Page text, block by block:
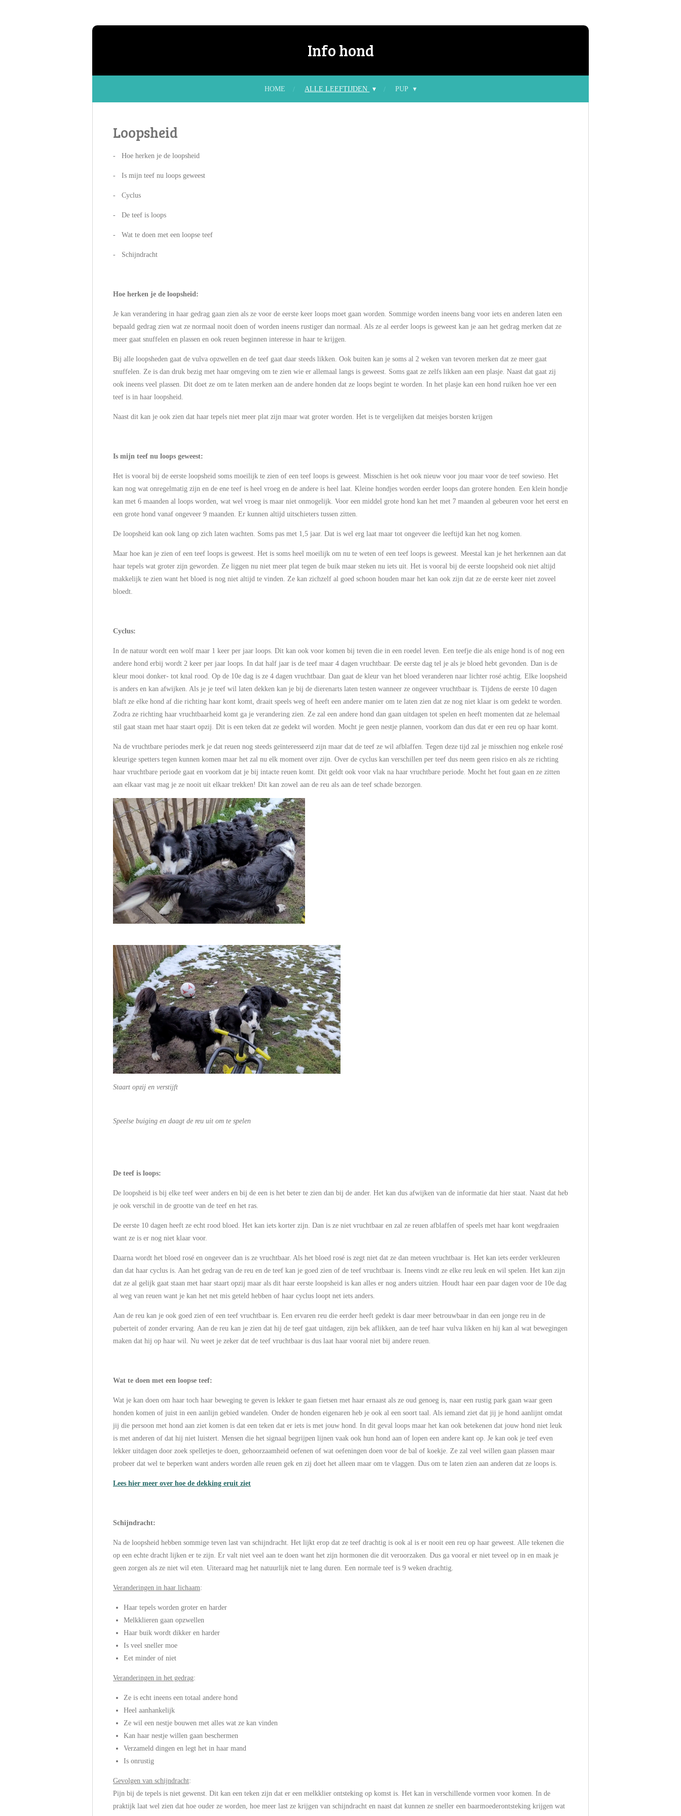
Info hond
HOME ALLE LEEFTIJDEN PUP
Loopsheid
- Hoe herken je de loopsheid
- Is mijn teef nu loops geweest
- Cyclus
- De teef is loops
- Wat te doen met een loopse teef
- Schijndracht
Hoe herken je de loopsheid:
Je kan verandering in haar gedrag gaan zien als ze voor de eerste keer loops moet gaan worden. Sommige worden ineens bang voor iets en anderen laten een
bepaald gedrag zien wat ze normaal nooit doen of worden ineens rustiger dan normaal. Als ze al eerder loops is geweest kan je aan het gedrag merken dat ze
meer gaat snuffelen en plassen en ook reuen beginnen interesse in haar te krijgen.
Bij alle loopsheden gaat de vulva opzwellen en de teef gaat daar steeds likken. Ook buiten kan je soms al 2 weken van tevoren merken dat ze meer gaat
snuffelen. Ze is dan druk bezig met haar omgeving om te zien wie er allemaal langs is geweest. Soms gaat ze zelfs likken aan een plasje. Naast dat gaat zij
ook ineens veel plassen. Dit doet ze om te laten merken aan de andere honden dat ze loops begint te worden. In het plasje kan een hond ruiken hoe ver een
teef is in haar loopsheid.
Naast dit kan je ook zien dat haar tepels niet meer plat zijn maar wat groter worden. Het is te vergelijken dat meisjes borsten krijgen
Is mijn teef nu loops geweest:
Het is vooral bij de eerste loopsheid soms moeilijk te zien of een teef loops is geweest. Misschien is het ook nieuw voor jou maar voor de teef sowieso. Het
kan nog wat onregelmatig zijn en de ene teef is heel vroeg en de andere is heel laat. Kleine hondjes worden eerder loops dan grotere honden. Een klein hondje
kan met 6 maanden al loops worden, wat wel vroeg is maar niet onmogelijk. Voor een middel grote hond kan het met 7 maanden al gebeuren voor het eerst en
een grote hond vanaf ongeveer 9 maanden. Er kunnen altijd uitschieters tussen zitten.
De loopsheid kan ook lang op zich laten wachten. Soms pas met 1,5 jaar. Dat is wel erg laat maar tot ongeveer die leeftijd kan het nog komen.
Maar hoe kan je zien of een teef loops is geweest. Het is soms heel moeilijk om nu te weten of een teef loops is geweest. Meestal kan je het herkennen aan dat
haar tepels wat groter zijn geworden. Ze liggen nu niet meer plat tegen de buik maar steken nu iets uit. Het is vooral bij de eerste loopsheid ook niet altijd
makkelijk te zien want het bloed is nog niet altijd te vinden. Ze kan zichzelf al goed schoon houden maar het kan ook zijn dat ze de eerste keer niet zoveel
bloedt.
Cyclus:
In de natuur wordt een wolf maar 1 keer per jaar loops. Dit kan ook voor komen bij teven die in een roedel leven. Een teefje die als enige hond is of nog een
andere hond erbij wordt 2 keer per jaar loops. In dat half jaar is de teef maar 4 dagen vruchtbaar. De eerste dag tel je als je bloed hebt gevonden. Dan is de
kleur mooi donker- tot knal rood. Op de 10e dag is ze 4 dagen vruchtbaar. Dan gaat de kleur van het bloed veranderen naar lichter rosé achtig. Elke loopsheid
is anders en kan afwijken. Als je je teef wil laten dekken kan je bij de dierenarts laten testen wanneer ze ongeveer vruchtbaar is. Tijdens de eerste 10 dagen
blaft ze elke hond af die richting haar kont komt, draait speels weg of heeft een andere manier om te laten zien dat ze nog niet klaar is om gedekt te worden.
Zodra ze richting haar vruchtbaarheid komt ga je verandering zien. Ze zal een andere hond dan gaan uitdagen tot spelen en heeft momenten dat ze helemaal
stil gaat staan met haar staart opzij. Dit is een teken dat ze gedekt wil worden. Mocht je geen nestje plannen, voorkom dan dus dat er een reu op haar komt.
Na de vruchtbare periodes merk je dat reuen nog steeds geïnteresseerd zijn maar dat de teef ze wil afblaffen. Tegen deze tijd zal je misschien nog enkele rosé
kleurige spetters tegen kunnen komen maar het zal nu elk moment over zijn. Over de cyclus kan verschillen per teef dus neem geen risico en als ze richting
haar vruchtbare periode gaat en voorkom dat je bij intacte reuen komt. Dit geldt ook voor vlak na haar vruchtbare periode. Mocht het fout gaan en ze zitten
aan elkaar vast mag je ze nooit uit elkaar trekken! Dit kan zowel aan de reu als aan de teef schade bezorgen.
Staart opzij en verstijft
Speelse buiging en daagt de reu uit om te spelen
De teef is loops:
De loopsheid is bij elke teef weer anders en bij de een is het beter te zien dan bij de ander. Het kan dus afwijken van de informatie dat hier staat. Naast dat heb
je ook verschil in de grootte van de teef en het ras.
De eerste 10 dagen heeft ze echt rood bloed. Het kan iets korter zijn. Dan is ze niet vruchtbaar en zal ze reuen afblaffen of speels met haar kont wegdraaien
want ze is er nog niet klaar voor.
Daarna wordt het bloed rosé en ongeveer dan is ze vruchtbaar. Als het bloed rosé is zegt niet dat ze dan meteen vruchtbaar is. Het kan iets eerder verkleuren
dan dat haar cyclus is. Aan het gedrag van de reu en de teef kan je goed zien of de teef vruchtbaar is. Ineens vindt ze elke reu leuk en wil spelen. Het kan zijn
dat ze al gelijk gaat staan met haar staart opzij maar als dit haar eerste loopsheid is kan alles er nog anders uitzien. Houdt haar een paar dagen voor de 10e dag
al weg van reuen want je kan het net mis geteld hebben of haar cyclus loopt net iets anders.
Aan de reu kan je ook goed zien of een teef vruchtbaar is. Een ervaren reu die eerder heeft gedekt is daar meer betrouwbaar in dan een jonge reu in de
puberteit of zonder ervaring. Aan de reu kan je zien dat hij de teef gaat uitdagen, zijn bek aflikken, aan de teef haar vulva likken en hij kan al wat bewegingen
maken dat hij op haar wil. Nu weet je zeker dat de teef vruchtbaar is dus laat haar vooral niet bij andere reuen.
Wat te doen met een loopse teef:
Wat je kan doen om haar toch haar beweging te geven is lekker te gaan fietsen met haar ernaast als ze oud genoeg is, naar een rustig park gaan waar geen
honden komen of juist in een aanlijn gebied wandelen. Onder de honden eigenaren heb je ook al een soort taal. Als iemand ziet dat jij je hond aanlijnt omdat
jij die persoon met hond aan ziet komen is dat een teken dat er iets is met jouw hond. In dit geval loops maar het kan ook betekenen dat jouw hond niet leuk
is met anderen of dat hij niet luistert. Mensen die het signaal begrijpen lijnen vaak ook hun hond aan of lopen een andere kant op. Je kan ook je teef even
lekker uitdagen door zoek spelletjes te doen, gehoorzaamheid oefenen of wat oefeningen doen voor de bal of koekje. Ze zal veel willen gaan plassen maar
probeer dat wel te beperken want anders worden alle reuen gek en zij doet het alleen maar om te vlaggen. Dus om te laten zien aan anderen dat ze loops is.
Lees hier meer over hoe de dekking eruit ziet
Schijndracht:
Na de loopsheid hebben sommige teven last van schijndracht. Het lijkt erop dat ze teef drachtig is ook al is er nooit een reu op haar geweest. Alle tekenen die
op een echte dracht lijken er te zijn. Er valt niet veel aan te doen want het zijn hormonen die dit veroorzaken. Dus ga vooral er niet teveel op in en maak je
geen zorgen als ze niet wil eten. Uiteraard mag het natuurlijk niet te lang duren. Een normale teef is 9 weken drachtig.
Veranderingen in haar lichaam:
Haar tepels worden groter en harder
Melkklieren gaan opzwellen
Haar buik wordt dikker en harder
Is veel sneller moe
Eet minder of niet
Veranderingen in het gedrag:
Ze is echt ineens een totaal andere hond
Heel aanhankelijk
Ze wil een nestje bouwen met alles wat ze kan vinden
Kan haar nestje willen gaan beschermen
Verzameld dingen en legt het in haar mand
Is onrustig
Gevolgen van schijndracht:
Pijn bij de tepels is niet gewenst. Dit kan een teken zijn dat er een melkklier ontsteking op komst is. Het kan in verschillende vormen voor komen. In de
praktijk laat wel zien dat hoe ouder ze worden, hoe meer last ze krijgen van schijndracht en naast dat kunnen ze sneller een baarmoederontsteking krijgen wat